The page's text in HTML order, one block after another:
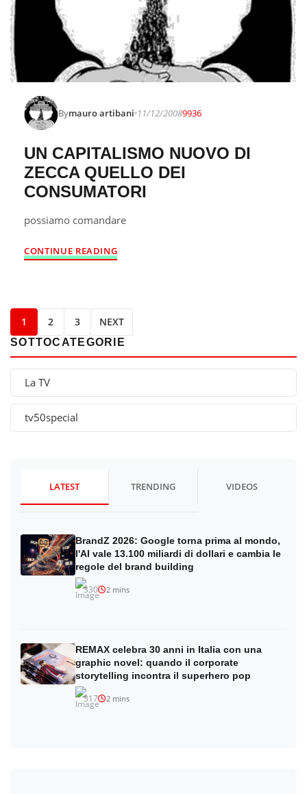
Bymauro artibani 11/12/20089936
UN CAPITALISMO NUOVO DI
ZECCA QUELLO DEI
CONSUMATORI
possiamo comandare
CONTINUE READING
1 2 3 NEXT
SOTTOCATEGORIE
La TV
tv50special
LATEST TRENDING VIDEOS
BrandZ 2026: Google torna prima al mondo,
l'AI vale 13.100 miliardi di dollari e cambia le
regole del brand building
330 2 mins
REMAX celebra 30 anni in Italia con una
graphic novel: quando il corporate
storytelling incontra il superhero pop
317 2 mins